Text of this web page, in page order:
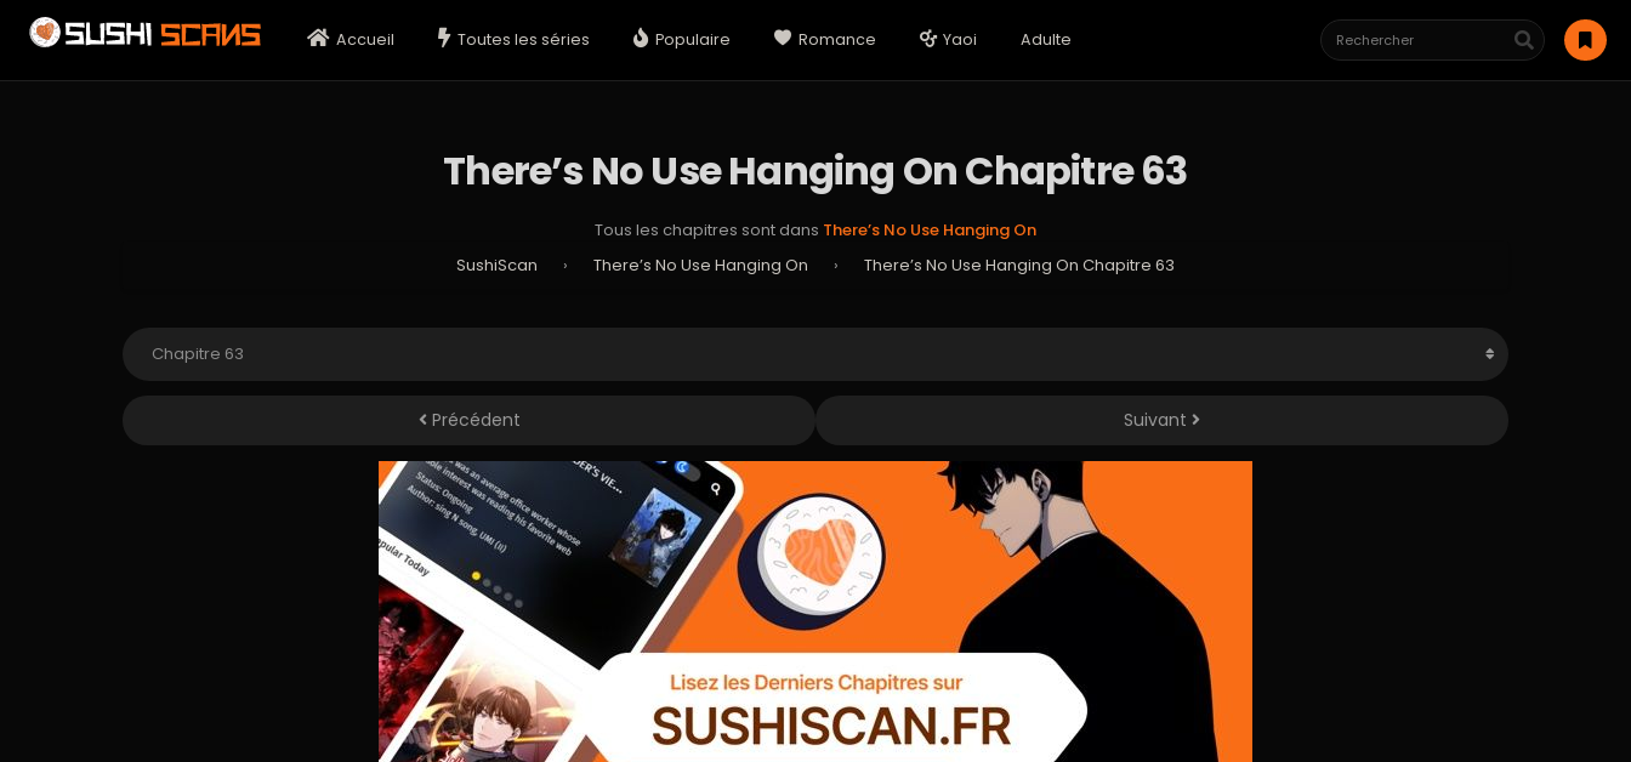
Accueil Toutes les séries Populaire Romance Yaoi Adulte
There’s No Use Hanging On Chapitre 63
Tous les chapitres sont dans There’s No Use Hanging On
SushiScan
› There’s No Use Hanging On › There’s No Use Hanging On Chapitre 63
Précédent Suivant